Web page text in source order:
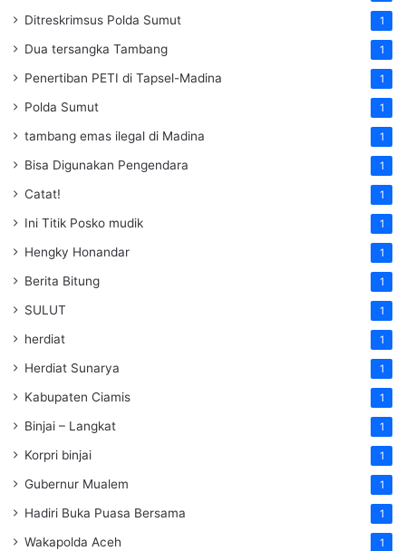
Ditreskrimsus Polda Sumut 1
Dua tersangka Tambang 1
Penertiban PETI di Tapsel-Madina 1
Polda Sumut 1
tambang emas ilegal di Madina 1
Bisa Digunakan Pengendara 1
Catat! 1
Ini Titik Posko mudik 1
Hengky Honandar 1
Berita Bitung 1
SULUT 1
herdiat 1
Herdiat Sunarya 1
Kabupaten Ciamis 1
Binjai – Langkat 1
Korpri binjai 1
Gubernur Mualem 1
Hadiri Buka Puasa Bersama 1
Wakapolda Aceh 1